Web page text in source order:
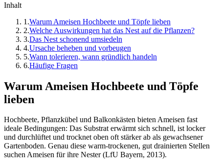
Inhalt
1 .Warum Ameisen Hochbeete und Töpfe lieben
2.Welche Auswirkungen hat das Nest auf die Pflanzen?
3.Das Nest schonend umsiedeln
4.Ursache beheben und vorbeugen
5.Wann tolerieren, wann gründlich handeln
6.Häufige Fragen
Warum Ameisen Hochbeete und Töpfe
lieben
Hochbeete, Pflanzkübel und Balkonkästen bieten Ameisen fast
ideale Bedingungen: Das Substrat erwärmt sich schnell, ist locker
und durchlüftet und trocknet oben oft stärker ab als gewachsener
Gartenboden. Genau diese warm-trockenen, gut drainierten Stellen
suchen Ameisen für ihre Nester (LfU Bayern, 2013).